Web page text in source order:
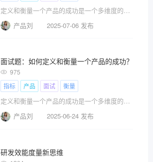
定义和衡量一个产品的成功是一个多维度的过程，涉
产品刘
2025-07-06 发布
面试题：如何定义和衡量一个产品的成功？
975
指标
产品 面试 衡量
定义和衡量一个产品的成功是一个多维度的过程，涉?
产品刘
2025-06-24 发布
研发效能度量新思维